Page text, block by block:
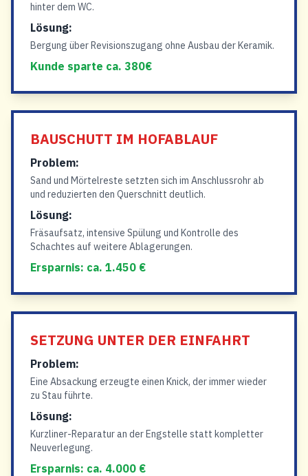
hinter dem WC.
Lösung:
Bergung über Revisionszugang ohne Ausbau der Keramik.
Kunde sparte ca. 380€
BAUSCHUTT IM HOFABLAUF
Problem:
Sand und Mörtelreste setzten sich im Anschlussrohr ab
und reduzierten den Querschnitt deutlich.
Lösung:
Fräsaufsatz, intensive Spülung und Kontrolle des
Schachtes auf weitere Ablagerungen.
Ersparnis: ca. 1.450 €
SETZUNG UNTER DER EINFAHRT
Problem:
Eine Absackung erzeugte einen Knick, der immer wieder
zu Stau führte.
Lösung:
Kurzliner-Reparatur an der Engstelle statt kompletter
Neuverlegung.
Ersparnis: ca. 4.000 €